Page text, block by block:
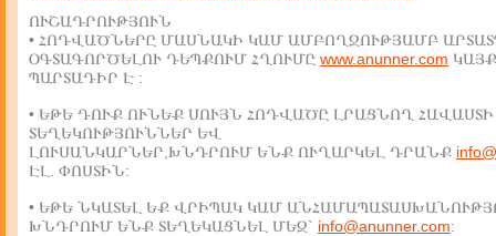
ՈՒՇԱԴՐՈՒԹՅՈՒՆ
• ՀՈԴՎԱԾՆԵՐԸ ՄԱՍՆԱԿԻ ԿԱՄ ԱՄԲՈՂՋՈՒԹՅԱՄԲ
ՕԳՏԱԳՈՐԾԵԼՈՒ ԴԵՊՔՈՒՄ ՀՂՈՒՄԸ www.anunner.com
ՊԱՐՏԱԴԻՐ Է :
• ԵԹԵ ԴՈՒՔ ՈՒՆԵՔ ՍՈՒՅՆ ՀՈԴՎԱԾԸ ԼՐԱՑՆՈՂ ՀԱՎԱՍՏԻ
ՏԵՂԵԿՈՒԹՅՈՒՆՆԵՐ ԵՎ
ԼՈՒՍԱՆԿԱՐՆԵՐ,ԽՆԴՐՈՒՄ ԵՆՔ ՈՒՂԱՐԿԵԼ ԴՐԱՆՔ
ԷԼ. ՓՈՍՏԻՆ:
• ԵԹԵ ՆԿԱՏԵԼ ԵՔ ՎՐԻՊԱԿ ԿԱՄ
ԽՆԴՐՈՒՄ ԵՆՔ ՏԵՂԵԿԱՑՆԵԼ ՄԵԶ` info@anunner.com: